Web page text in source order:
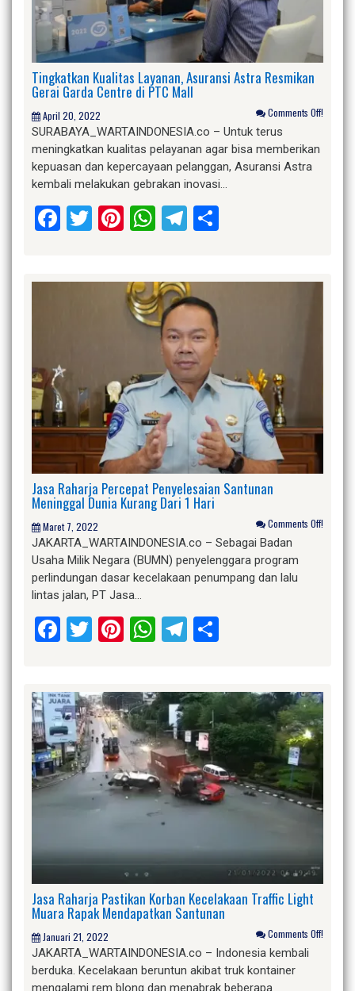
Tingkatkan Kualitas Layanan, Asuransi Astra Resmikan
Gerai Garda Centre di PTC Mall
April 20, 2022 Comments Off!
SURABAYA_WARTAINDONESIA.co – Untuk terus
meningkatkan kualitas pelayanan agar bisa memberikan
kepuasan dan kepercayaan pelanggan, Asuransi Astra
kembali melakukan gebrakan inovasi…
Facebook
Twitter
Pinterest
WhatsApp
Telegram
Jasa Raharja Percepat Penyelesaian Santunan
Meninggal Dunia Kurang Dari 1 Hari
Maret 7, 2022 Comments Off!
JAKARTA_WARTAINDONESIA.co – Sebagai Badan
Usaha Milik Negara (BUMN) penyelenggara program
perlindungan dasar kecelakaan penumpang dan lalu
lintas jalan, PT Jasa…
Facebook
Twitter
Pinterest
WhatsApp
Telegram
Jasa Raharja Pastikan Korban Kecelakaan Traffic Light
Muara Rapak Mendapatkan Santunan
Januari 21, 2022 Comments Off!
JAKARTA_WARTAINDONESIA.co – Indonesia kembali
berduka. Kecelakaan beruntun akibat truk kontainer
mengalami rem blong dan menabrak beberapa